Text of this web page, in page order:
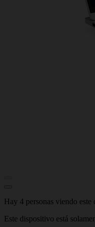
Hay 4 personas viendo este
Este dispositivo está